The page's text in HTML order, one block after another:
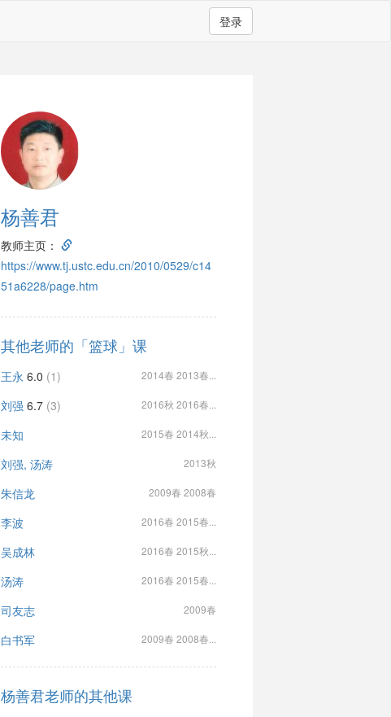
登录
杨善君
教师主页：
https://www.tj.ustc.edu.cn/2010/0529/c14
51a6228/page.htm
其他老师的「篮球」课
王永 6.0 (1) 2014春 2013春...
刘强 6.7 (3) 2016秋 2016春...
未知 2015春 2014秋...
刘强, 汤涛 2013秋
朱信龙 2009春 2008春
李波 2016春 2015春...
吴成林 2016春 2015秋...
汤涛 2016春 2015春...
司友志 2009春
白书军 2009春 2008春...
杨善君老师的其他课